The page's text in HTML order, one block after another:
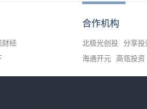
财经
合作机构
北极光创投 分享投
海通开元
高瓴投资